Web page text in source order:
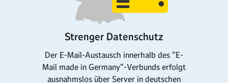
Strenger Datenschutz
Der E-Mail-Austausch innerhalb des "E-
Mail made in Germany"-Verbunds erfolgt
ausnahmslos über Server in deutschen